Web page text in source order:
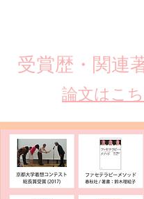
受賞歴・関連
論文はこ